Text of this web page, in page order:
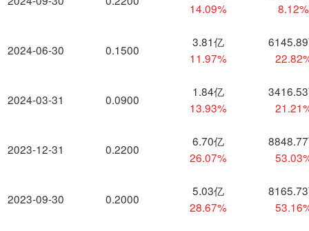
2024-06-30
2024-03-31
2023-12-31
2023-09-30
14.09%
8.12%
0.1500
3.81亿
11.97%
0.0900
1.84亿
13.93%
0.2200
6.70亿
26.07%
0.2000
5.03亿
28.67%